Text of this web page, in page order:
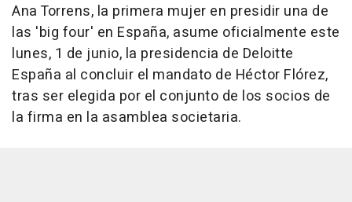
Ana Torrens, la primera mujer en presidir una de
las 'big four' en España, asume oficialmente este
lunes, 1 de junio, la presidencia de Deloitte
España al concluir el mandato de Héctor Flórez,
tras ser elegida por el conjunto de los socios de
la firma en la asamblea societaria.